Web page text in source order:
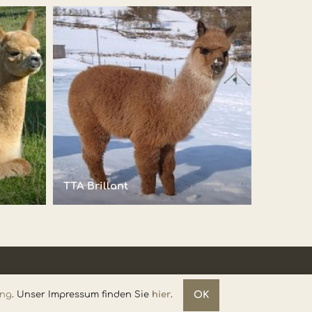
. Unser Impressum finden Sie hier. OK
TTA Brillant